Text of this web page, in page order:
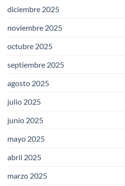
diciembre 2025
noviembre 2025
octubre 2025
septiembre 2025
agosto 2025
julio 2025
junio 2025
mayo 2025
abril 2025
marzo 2025